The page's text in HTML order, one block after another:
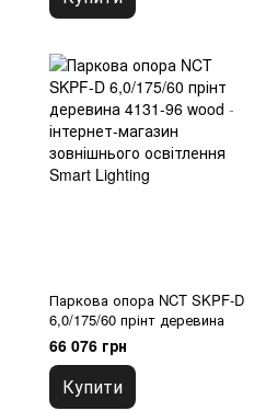
Паркова опора NCT SKPF-D
6,0/175/60 прінт деревина
66 076 грн
Купити